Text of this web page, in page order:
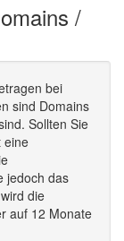
/
bei
sind Domains
Sollten Sie
eine
jedoch das
die
auf 12 Monate